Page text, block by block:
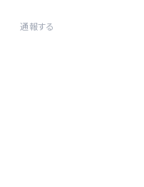
通報する